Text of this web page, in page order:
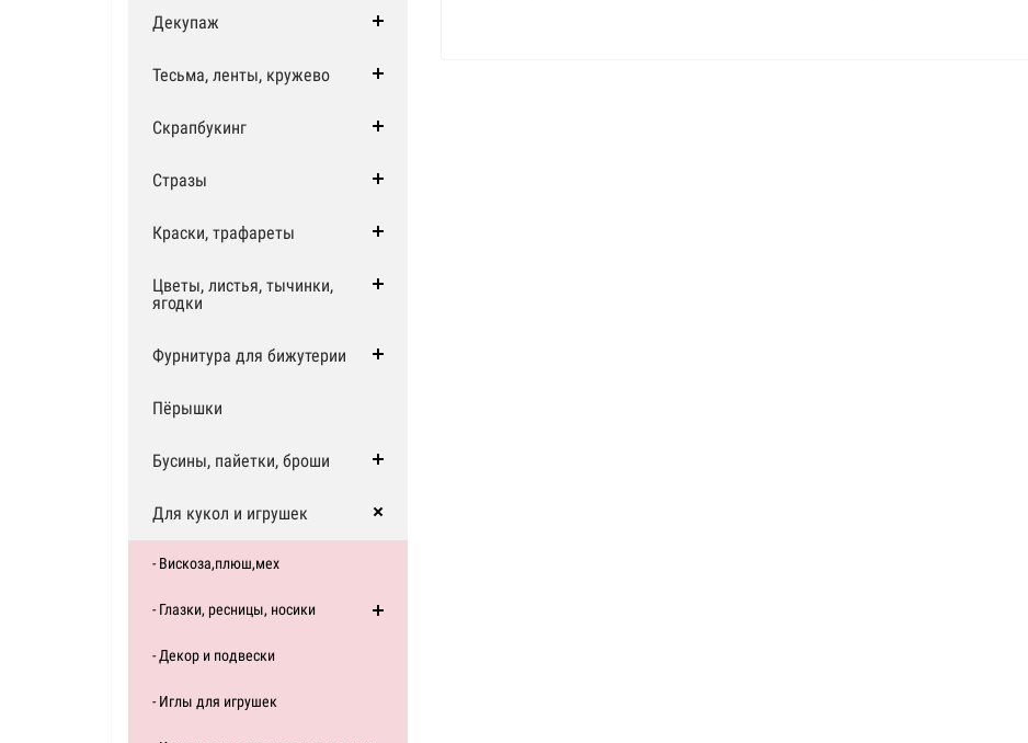
Декупаж
Тесьма, ленты, кружево
Скрапбукинг
Стразы
Краски, трафареты
Цветы, листья, тычинки,
ягодки
Фурнитура для бижутерии
Пёрышки
Бусины, пайетки, броши
Для кукол и игрушек
- Вискоза,плюш,мех
- Глазки, ресницы, носики
- Декор и подвески
- Иглы для игрушек